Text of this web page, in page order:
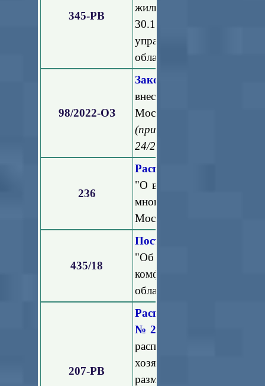
345-РВ
жилищно-коммунального
30.10.2015 № 255-РВ
управлению
области"
98/2022-ОЗ
Закон Московской
внесении изменений в
Московской области об
(принят
24/26-П)
236
Распоряжение
"О внесении изменений в
многоквартирных
Московской области"
435/18
Постановление
"Об утверждении
комфортности
области"
207-РВ
Распоряжение
№207-РВ
распоряжению
хозяйства Московской
размещении